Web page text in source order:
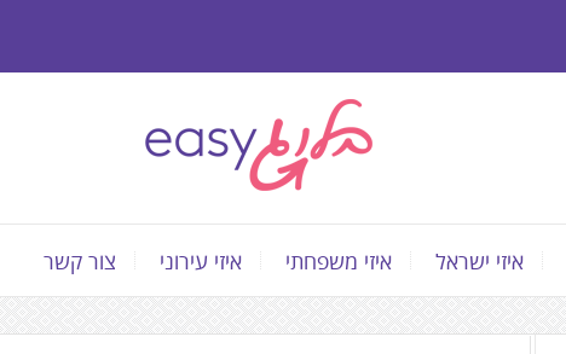
איזי ישראל איזי משפחתי איזי עירוני צור קשר